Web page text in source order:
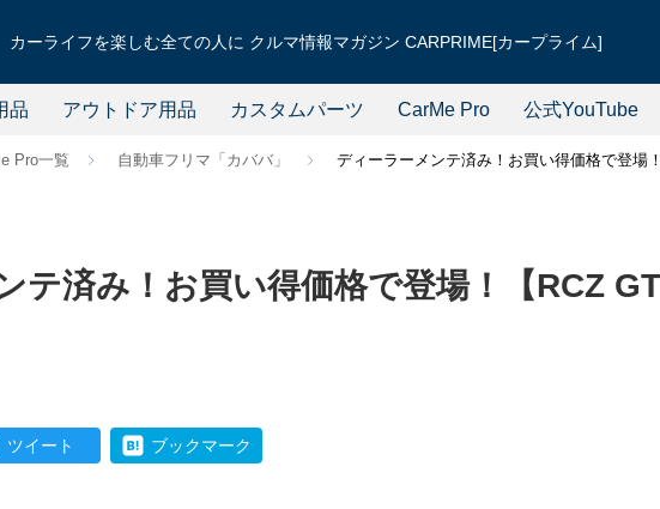
カーライフを楽しむ全ての人に クルマ情報マガジン CARPRIME[カープライム]
品 アウトドア用品 カスタムパーツ CarMe Pro 公式YouTube
Pro一覧 自動車フリマ「カババ」 ディーラーメンテ済み！お買い得価格で登場
テ済み！お買い得価格で登場！【RCZ GT
ツイート ブックマーク